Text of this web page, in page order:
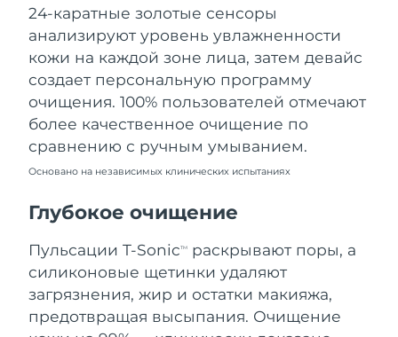
24-каратные золотые сенсоры
анализируют уровень увлажненности
кожи на каждой зоне лица, затем девайс
создает персональную программу
очищения. 100% пользователей отмечают
более качественное очищение по
сравнению с ручным умыванием.
Основано на независимых клинических испытаниях
Глубокое очищение
Пульсации T-SonicTM
раскрывают поры, а
силиконовые щетинки удаляют
загрязнения, жир и остатки макияжа,
предотвращая высыпания. Очищение
Ливан
Ожидаемая дата доставки
8/11/26
Литва
Ожидаемая дата доставки
Люксембург
Ожидаемая дата доставки
Ожидаемая дата доставки
Мальта
Ожидаемая дата доставки
8/10/26
Ожидаемая дата доставки